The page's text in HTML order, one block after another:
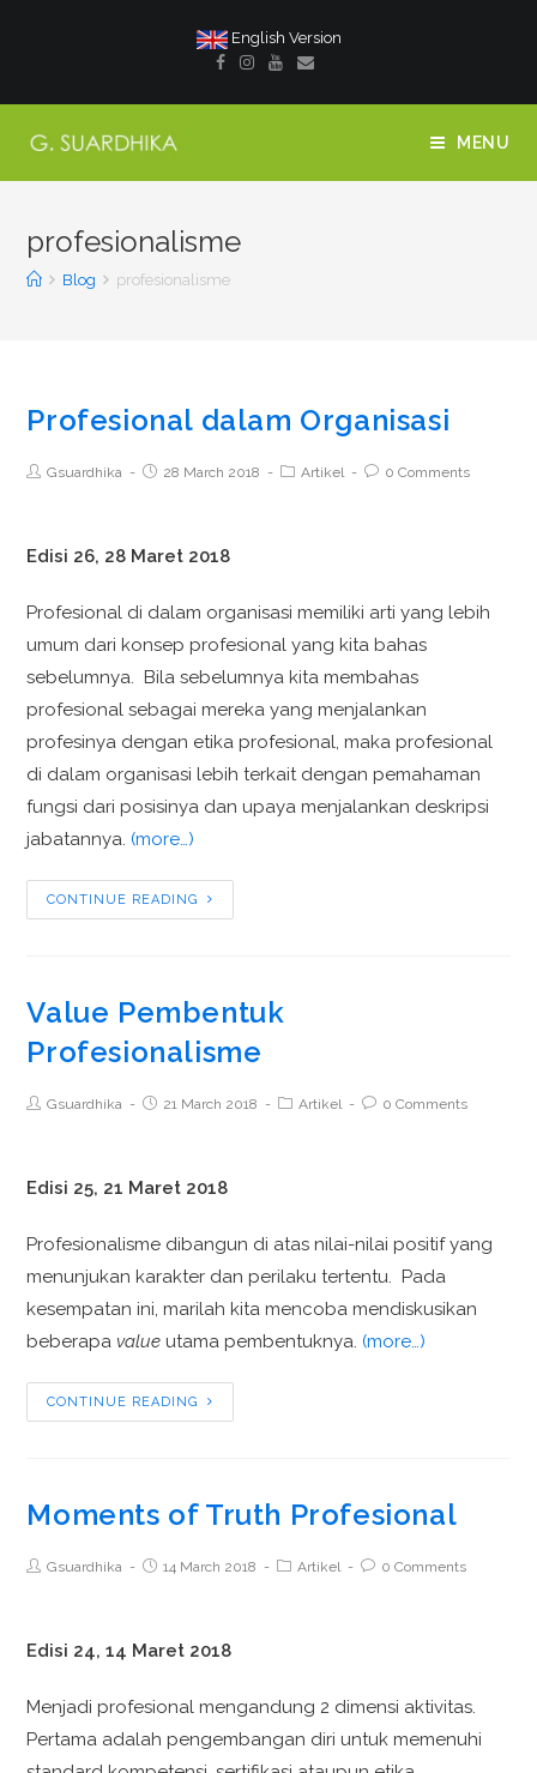
English Version
MENU
profesionalisme
Blog profesionalisme
Profesional dalam Organisasi
Gsuardhika 28 March 2018 Artikel 0 Comments
Edisi 26, 28 Maret 2018
Profesional di dalam organisasi memiliki arti yang lebih
umum dari konsep profesional yang kita bahas
sebelumnya. Bila sebelumnya kita membahas
profesional sebagai mereka yang menjalankan
profesinya dengan etika profesional, maka profesional
di dalam organisasi lebih terkait dengan pemahaman
fungsi dari posisinya dan upaya menjalankan deskripsi
jabatannya. (more…)
CONTINUE READING
Value Pembentuk
Profesionalisme
Gsuardhika 21 March 2018 Artikel 0 Comments
Edisi 25, 21 Maret 2018
Profesionalisme dibangun di atas nilai-nilai positif yang
menunjukan karakter dan perilaku tertentu. Pada
kesempatan ini, marilah kita mencoba mendiskusikan
beberapa value utama pembentuknya. (more…)
CONTINUE READING
Moments of Truth Profesional
Gsuardhika 14 March 2018 Artikel 0 Comments
Edisi 24, 14 Maret 2018
Menjadi profesional mengandung 2 dimensi aktivitas.
Pertama adalah pengembangan diri untuk memenuhi